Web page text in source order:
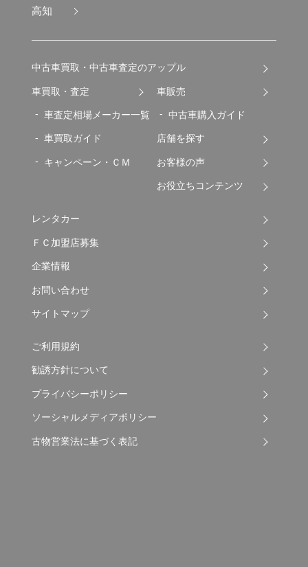
高知
中古車買取・中古車査定のアップル
車買取・査定
車査定相場メーカー一覧
車買取ガイド
キャンペーン・ＣＭ
車販売
中古車購入ガイド
店舗を探す
お客様の声
お役立ちコンテンツ
レンタカー
ＦＣ加盟店募集
企業情報
お問い合わせ
サイトマップ
ご利用規約
勧誘方針について
プライバシーポリシー
ソーシャルメディアポリシー
古物営業法に基づく表記